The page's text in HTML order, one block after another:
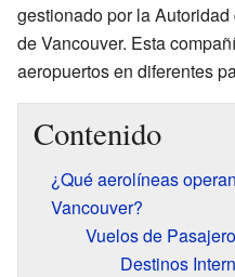
gestionado por la
de Vancouver. Esta
aeropuertos en diferentes
Contenido
¿Qué aerolíneas
Vancouver?
Vuelos de
Destinos